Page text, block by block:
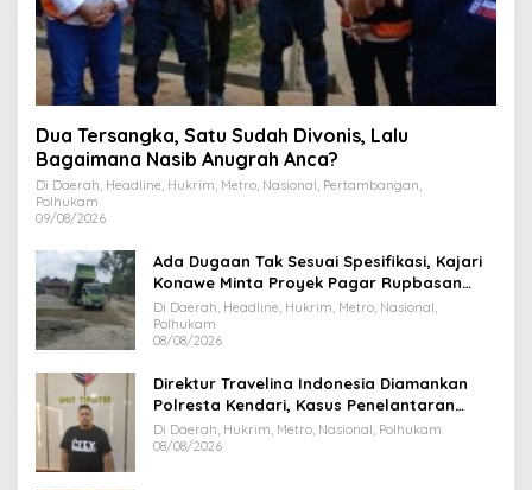
Dua Tersangka, Satu Sudah Divonis, Lalu
Bagaimana Nasib Anugrah Anca?
Di Daerah, Headline, Hukrim, Metro, Nasional, Pertambangan,
Polhukam
09/08/2026
Ada Dugaan Tak Sesuai Spesifikasi, Kajari
Konawe Minta Proyek Pagar Rupbasan
Rp1,9 Miliar Dihentikan
Di Daerah, Headline, Hukrim, Metro, Nasional,
Polhukam
08/08/2026
Direktur Travelina Indonesia Diamankan
Polresta Kendari, Kasus Penelantaran
Jemaah Umrah Masuk Babak Baru
Di Daerah, Hukrim, Metro, Nasional, Polhukam
08/08/2026